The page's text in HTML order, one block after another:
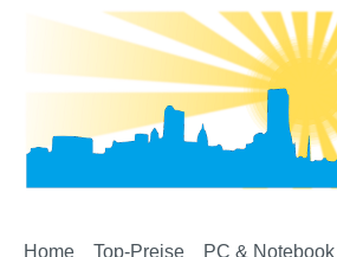
Hauptinhalt springen
Zur Suche springen
Zur Hauptnavigation springen
Home Top-Preise PC & Notebook